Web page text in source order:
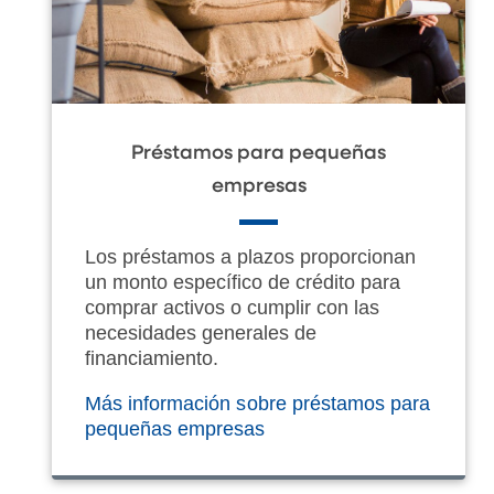
Préstamos para pequeñas
empresas
Los préstamos a plazos proporcionan
un monto específico de crédito para
comprar activos o cumplir con las
necesidades generales de
financiamiento.
Más información sobre préstamos para
pequeñas empresas